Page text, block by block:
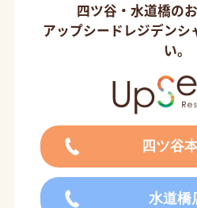
四ツ谷・水道橋の
アップシードレジデンシ
い。
四ツ谷
水道橋